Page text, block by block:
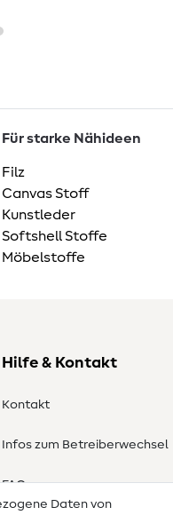
Für starke Nähideen
Filz
Canvas Stoff
Kunstleder
Softshell Stoffe
Möbelstoffe
Hilfe & Kontakt
Kontakt
Infos zum Betreiberwechsel
FAQ
Daten von